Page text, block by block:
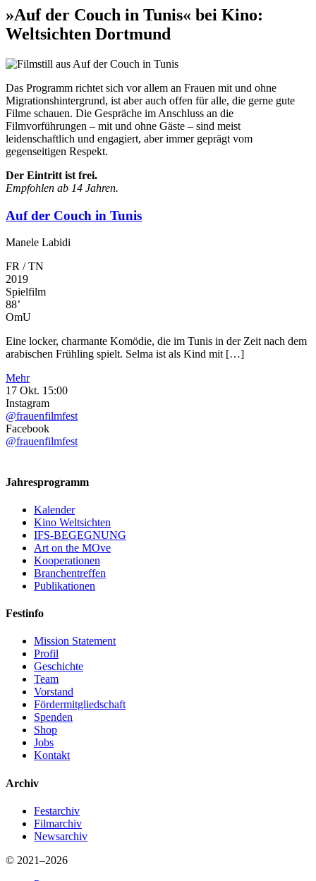
»Auf der Couch in Tunis« bei Kino:
Weltsichten Dortmund
Das Programm richtet sich vor allem an Frauen mit und ohne
Migrationshintergrund, ist aber auch offen für alle, die gerne gute
Filme schauen. Die Gespräche im Anschluss an die
Filmvorführungen – mit und ohne Gäste – sind meist
leidenschaftlich und engagiert, aber immer geprägt vom
gegenseitigen Respekt.
Der Eintritt ist frei.
Empfohlen ab 14 Jahren.
Auf der Couch in Tunis
Manele Labidi
FR / TN
2019
Spielfilm
88’
OmU
Eine locker, charmante Komödie, die im Tunis in der Zeit nach dem
arabischen Frühling spielt. Selma ist als Kind mit […]
Mehr
17 Okt. 15:00
Instagram
@frauenfilmfest
Facebook
@frauenfilmfest
Jahresprogramm
Kalender
Kino Weltsichten
IFS-BEGEGNUNG
Art on the MOve
Kooperationen
Branchentreffen
Publikationen
Festinfo
Mission Statement
Profil
Geschichte
Team
Vorstand
Fördermitgliedschaft
Spenden
Shop
Jobs
Kontakt
Archiv
Festarchiv
Filmarchiv
Newsarchiv
© 2021–2026